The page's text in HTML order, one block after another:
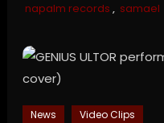
napalm records , samael
News Video Clips